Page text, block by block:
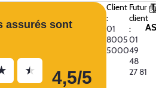
assurés sont
★ 4,5/5
Client
:
01
8005
5000
Futur
client
:
01
49
48
27 81